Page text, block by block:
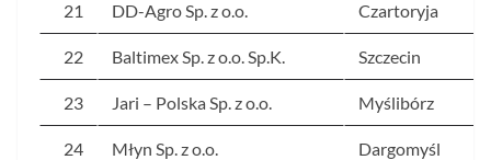
21 DD-Agro Sp. z o.o. Czartoryja
22 Baltimex Sp. z o.o. Sp.K. Szczecin
23 Jari – Polska Sp. z o.o. Myślibórz
24 Młyn Sp. z o.o. Dargomyśl